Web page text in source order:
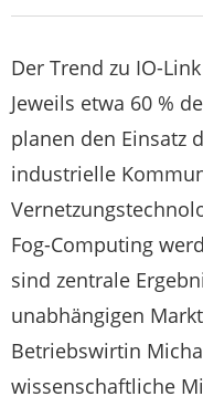
Der Trend zu IO-
Jeweils etwa 60 %
planen den Einsatz
industrielle
Fog-Computing
sind zentrale
unabhängigen
Betriebswirtin
wissenschaftliche